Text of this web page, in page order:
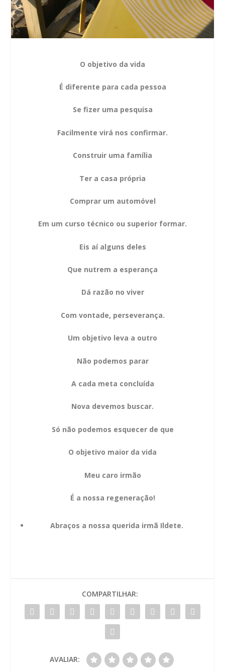
O objetivo da vida
É diferente para cada pessoa
Se fizer uma pesquisa
Facilmente virá nos confirmar.
Construir uma família
Ter a casa própria
Comprar um automóvel
Em um curso técnico ou superior formar.
Eis aí alguns deles
Que nutrem a esperança
Dá razão no viver
Com vontade, perseverança.
Um objetivo leva a outro
Não podemos parar
A cada meta concluída
Nova devemos buscar.
Só não podemos esquecer de que
O objetivo maior da vida
Meu caro irmão
É a nossa regeneração!
Abraços a nossa querida irmã Ildete.
COMPARTILHAR:
AVALIAR: